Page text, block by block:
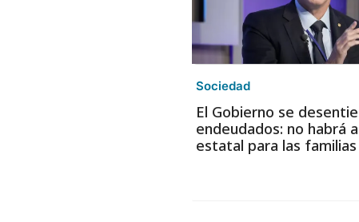
Sociedad
El Gobierno se
endeudados: no habrá
estatal para las